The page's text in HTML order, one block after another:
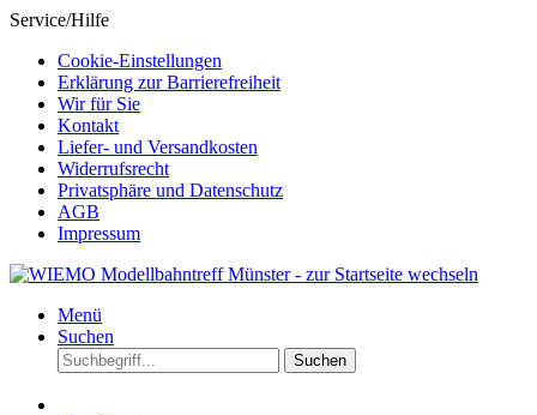
Service/Hilfe
Cookie-Einstellungen
Erklärung zur Barrierefreiheit
Wir für Sie
Kontakt
Liefer- und Versandkosten
Widerrufsrecht
Privatsphäre und Datenschutz
AGB
Impressum
Menü
Suchen
Suchen